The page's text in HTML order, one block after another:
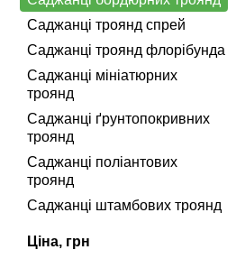
Саджанці троянд спрей
Саджанці троянд флорібунда
Саджанці мініатюрних
троянд
Саджанці ґрунтопокривних
троянд
Саджанці поліантових
троянд
Саджанці штамбових троянд
Ціна, грн